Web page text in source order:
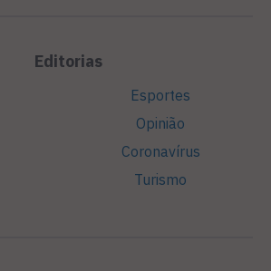
Editorias
Esportes
Opinião
Coronavírus
Turismo